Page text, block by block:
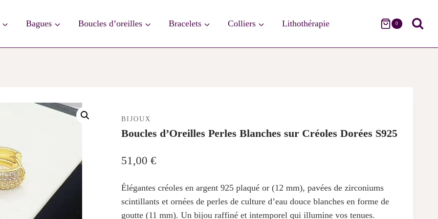
Bagues Boucles d’oreilles Bracelets Colliers Lithothérapie 0
BIJOUX
Boucles d’Oreilles Perles Blanches sur Créoles Dorées S925
51,00 €
Élégantes créoles en argent 925 plaqué or (12 mm), pavées de zirconiums
scintillants et ornées de perles de culture d’eau douce blanches en forme de
goutte (11 mm). Un bijou raffiné et intemporel qui illumine vos tenues.